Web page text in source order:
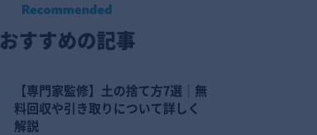
おすすめの記事
【専門家監修】土の捨て方7選｜無
料回収や引き取りについて詳しく
解説